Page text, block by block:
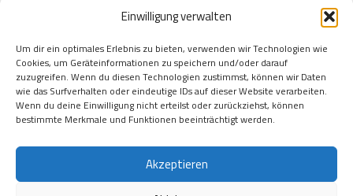
Einwilligung verwalten
Um dir ein optimales Erlebnis zu bieten, verwenden wir Technologien wie
Cookies, um Geräteinformationen zu speichern und/oder darauf
zuzugreifen. Wenn du diesen Technologien zustimmst, können wir Daten
wie das Surfverhalten oder eindeutige IDs auf dieser Website verarbeiten.
Wenn du deine Einwilligung nicht erteilst oder zurückziehst, können
bestimmte Merkmale und Funktionen beeinträchtigt werden.
Akzeptieren
Versand
DHL
Klimaneutral